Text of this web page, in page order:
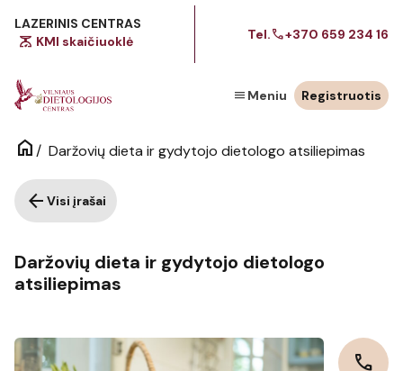
LAZERINIS CENTRAS
scale KMI skaičiuoklė Tel.call+370 659 234 16
menu Meniu Registruotis
home/ Daržovių dieta ir gydytojo dietologo atsiliepimas
arrow_back Visi įrašai
Daržovių dieta ir gydytojo dietologo
atsiliepimas
call